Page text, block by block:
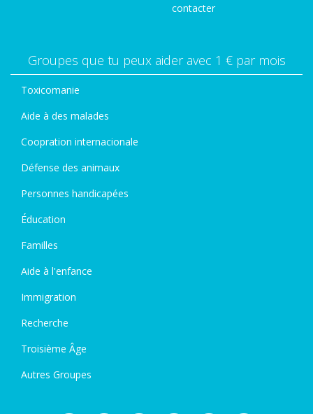
contacter
Groupes que tu peux aider avec 1 € par mois
Toxicomanie
Aide à des malades
Coopration internacionale
Défense des animaux
Personnes handicapées
Éducation
Familles
Aide à l'enfance
Immigration
Recherche
Troisième Âge
Autres Groupes